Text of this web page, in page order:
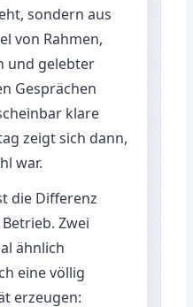
sondern aus
von Rahmen,
und gelebter
Gesprächen
klare
zeigt sich dann,
war.
die Differenz
Zwei
ähnlich
eine völlig
erzeugen: